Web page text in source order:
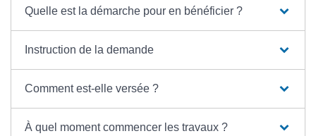
Quelle est la démarche pour en bénéficier ?
Instruction de la demande
Comment est-elle versée ?
À quel moment commencer les travaux ?